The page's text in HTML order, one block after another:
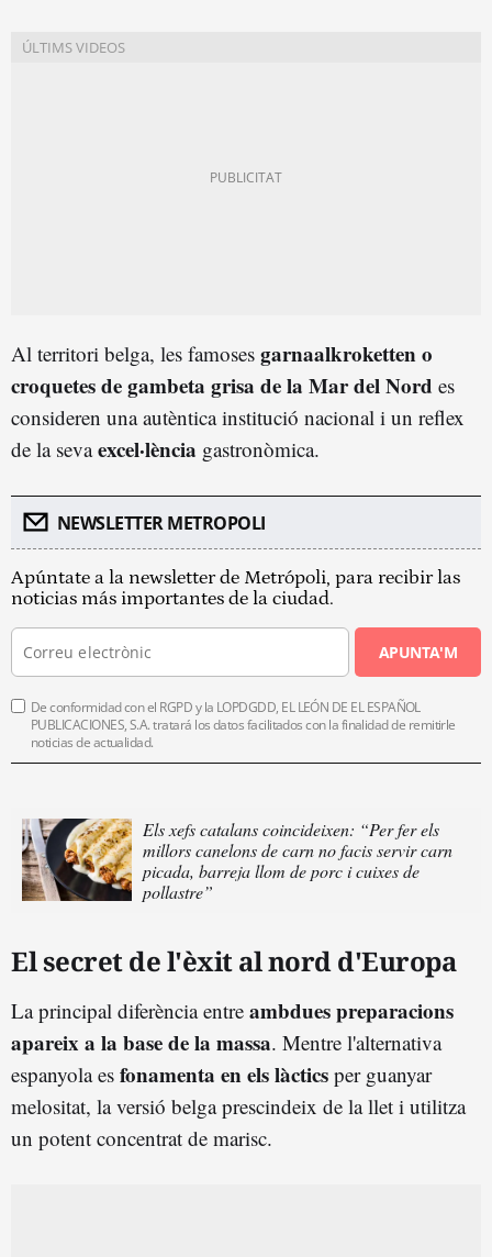
Al territori belga, les famoses garnaalkroketten o
croquetes de gambeta grisa de la Mar del Nord es
consideren una autèntica institució nacional i un reflex
de la sevaexcel·lència gastronòmica.
NEWSLETTER METROPOLI
Apúntate a la newsletter de Metrópoli, para recibir las
noticias más importantes de la ciudad.
APUNTA'M
De conformidad con el RGPD y la LOPDGDD, EL LEÓN DE EL ESPAÑOL
PUBLICACIONES, S.A. tratará los datos facilitados con la finalidad de remitirle
noticias de actualidad.
Els xefs catalans coincideixen: “Per fer els
millors canelons de carn no facis servir carn
picada, barreja llom de porc i cuixes de
pollastre”
El secret de l'èxit al nord d'Europa
La principal diferència entre ambdues preparacions
apareix a la base de la massa. Mentre l'alternativa
espanyola es fonamenta en els làctics per guanyar
melositat, la versió belga prescindeix de la llet i utilitza
un potent concentrat de marisc.